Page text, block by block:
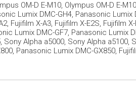
OM-D E-M10, Olympus OM-D E-
Lumix DMC-GH4, Panasonic Lumix
Fujifilm X-A3, Fujifilm X-E2S, Fujifilm
Lumix DMC-GF7, Panasonic Lumix
Alpha a5000, Sony Alpha a5100,
Panasonic Lumix DMC-GX850,